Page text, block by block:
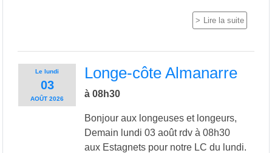
Lire la suite
Lelundi
03
AOÛT 2026
Longe-côte Almanarre
à 08h30
Bonjour aux longeuses et longeurs,
Demain lundi 03 août rdv à 08h30
aux Estagnets pour notre LC du lundi.